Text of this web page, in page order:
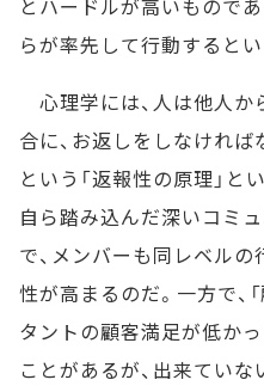
とハードルが高いもので
らが率先して行動するとい
心理学には、人は他人
合に、お返しをしなけれ
という「返報性の原理」と
自ら踏み込んだ深いコミ
で、メンバーも同レベル
性が高まるのだ。一方で、
タントの顧客満足が低か
ことがあるが、出来てい